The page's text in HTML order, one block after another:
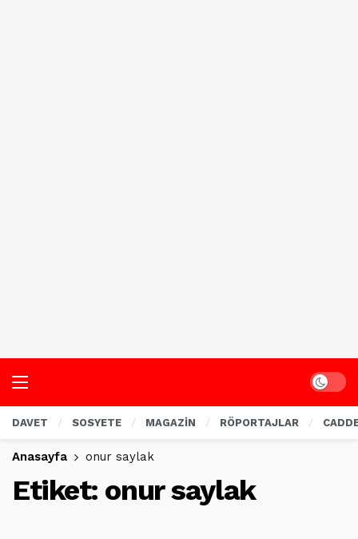
Dark
DAVET SOSYETE MAGAZİN RÖPORTAJLAR
Anasayfa onur saylak
Etiket: onur saylak